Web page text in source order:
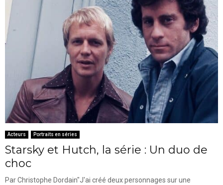
Acteurs Portraits en séries
Starsky et Hutch, la série : Un duo de
choc
Par Christophe Dordain"J'ai créé deux personnages sur une